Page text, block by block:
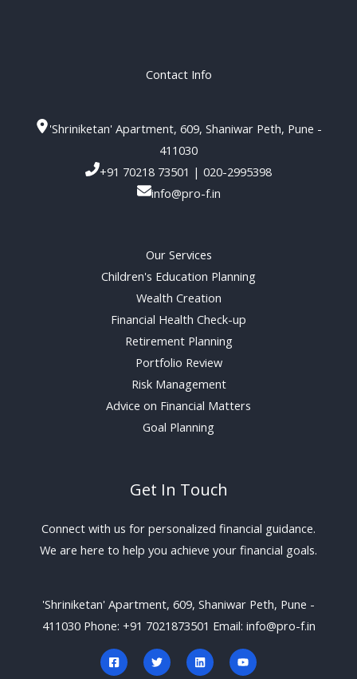
Contact Info
'Shriniketan' Apartment, 609, Shaniwar Peth, Pune -
411030
+91 70218 73501 | 020-2995398
info@pro-f.in
Our Services
Children's Education Planning
Wealth Creation
Financial Health Check-up
Retirement Planning
Portfolio Review
Risk Management
Advice on Financial Matters
Goal Planning
Get In Touch
Connect with us for personalized financial guidance.
We are here to help you achieve your financial goals.
'Shriniketan' Apartment, 609, Shaniwar Peth, Pune -
411030 Phone: +91 7021873501 Email: info@pro-f.in